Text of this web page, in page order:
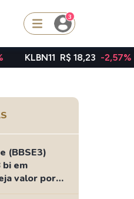
3
18,23 -2,57% TAEE11
(BBSE3)
bi em
valor por